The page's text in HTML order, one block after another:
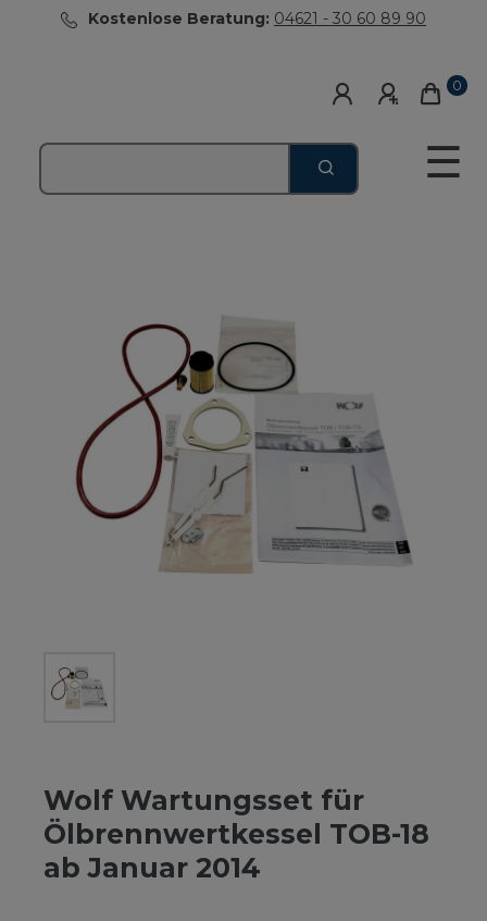
Kostenlose Beratung: 04621 - 30 60 89 90
0
☰
Wolf Wartungsset für
Ölbrennwertkessel TOB-18
ab Januar 2014